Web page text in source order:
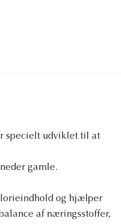
specielt udviklet til at
gamle.
og hjælper
af næringsstoffer,